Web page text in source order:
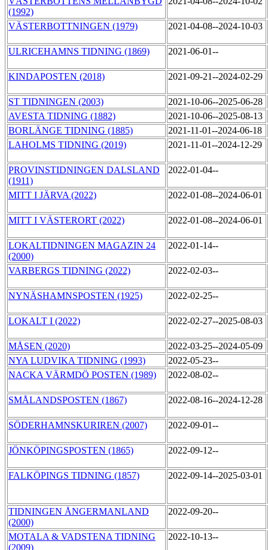
(1992)
VÄSTERBOTTNINGEN (1979) 2021-04-08--2024-10-03
ULRICEHAMNS TIDNING (1869) 2021-06-01--
KINDAPOSTEN (2018) 2021-09-21--2024-02-29
ST TIDNINGEN (2003)
2021-10-06--2025-06-28
AVESTA TIDNING (1882)
2021-10-06--2025-08-13
BORLÄNGE TIDNING (1885)
2021-11-01--2024-06-18
LAHOLMS TIDNING (2019)
2021-11-01--2024-12-29
PROVINSTIDNINGEN DALSLAND
(1911)
2022-01-04--
MITT I JÄRVA (2022) 2022-01-08--2024-06-01
MITT I VÄSTERORT (2022) 2022-01-08--2024-06-01
LOKALTIDNINGEN MAGAZIN 24
(2000)
2022-01-14--
VARBERGS TIDNING (2022) 2022-02-03--
NYNÄSHAMNSPOSTEN (1925) 2022-02-25--
LOKALT I (2022) 2022-02-27--2025-08-03
MÅSEN (2020)
2022-03-25--2024-05-09
NYA LUDVIKA TIDNING (1993)
2022-05-23--
NACKA VÄRMDÖ POSTEN (1989)
2022-08-02--
SMÅLANDSPOSTEN (1867) 2022-08-16--2024-12-28
SÖDERHAMNSKURIREN (2007) 2022-09-01--
JÖNKÖPINGSPOSTEN (1865) 2022-09-12--
FALKÖPINGS TIDNING (1857) 2022-09-14--2025-03-01
TIDNINGEN ÅNGERMANLAND
(2000)
2022-09-20--
MOTALA & VADSTENA TIDNING
(2009)
2022-10-13--